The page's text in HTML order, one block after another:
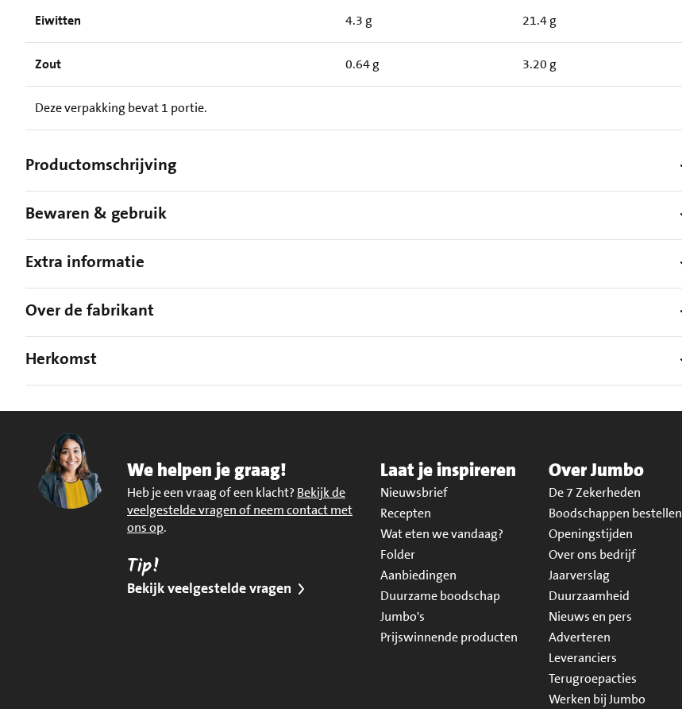
Eiwitten 4.3 g 21.4 g
Zout 0.64 g 3.20 g
Deze verpakking bevat 1 portie.
Productomschrijving
Bewaren & gebruik
Extra informatie
Over de fabrikant
Herkomst
We helpen je graag!
Heb je een vraag of een klacht? Bekijk de
veelgestelde vragen of neem contact met
ons op.
Tip!
Bekijk veelgestelde vragen
Laat je inspireren
Nieuwsbrief
Recepten
Wat eten we vandaag?
Folder
Aanbiedingen
Duurzame boodschap
Jumbo's
Prijswinnende producten
Over Jumbo
De 7 Zekerheden
Boodschappen bestellen
Openingstijden
Over ons bedrijf
Jaarverslag
Duurzaamheid
Nieuws en pers
Adverteren
Leveranciers
Terugroepacties
Werken bij Jumbo